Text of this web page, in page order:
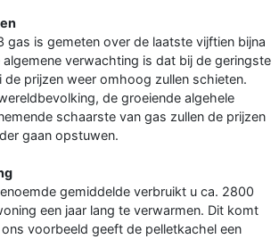
gas is gemeten over de laatste vijftien bijna
verwachting is dat bij de geringste
prijzen weer omhoog zullen schieten.
de groeiende algehele
schaarste van gas zullen de prijzen
gaan opstuwen.
gemiddelde verbruikt u ca. 2800
een jaar lang te verwarmen. Dit komt
voorbeeld geeft de pelletkachel een